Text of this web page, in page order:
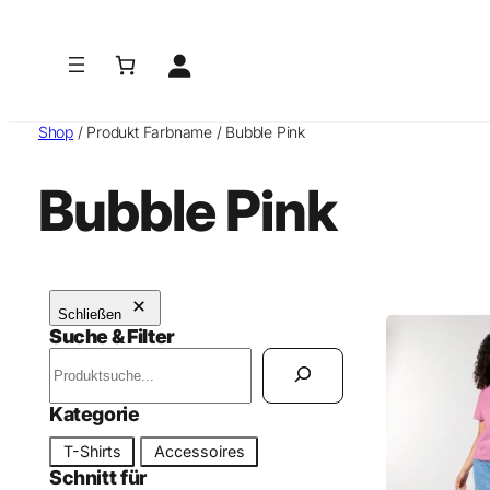
Shop / Produkt Farbname / Bubble Pink
Bubble Pink
Schließen
Suche & Filter
u
c
h
e
Kategorie
a
T-Shirts Accessoires
Schnitt für